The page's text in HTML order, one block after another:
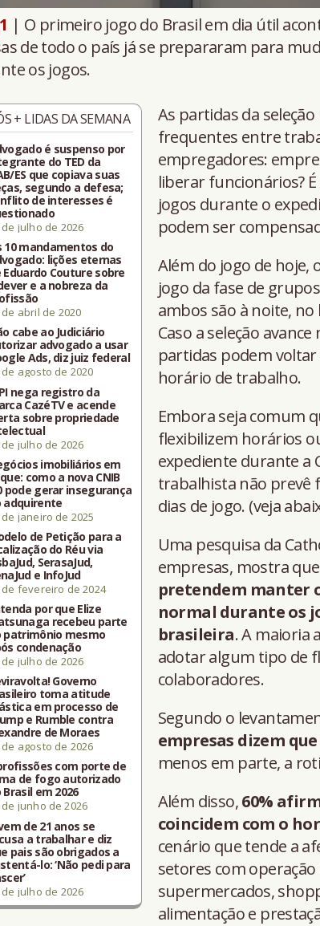
| O primeiro jogo do Brasil em dia útil
de todo o país já se prepararam para
os jogos.
+ LIDAS DA SEMANA
é suspenso por
do TED da
ES que copiava suas
segundo a defesa;
de interesses é
de julho de 2026
10 mandamentos do
lições eternas
Eduardo Couture sobre
e a nobreza da
de abril de 2020
cabe ao Judiciário
advogado a usar
Ads, diz juiz federal
de agosto de 2020
nega registro da
CazéTV e acende
sobre propriedade
de julho de 2026
imobiliários em
como a nova CNIB
pode gerar insegurança
adquirente
de janeiro de 2025
de Petição para a
do Réu via
SerasaJud,
e InfoJud
de fevereiro de 2024
por que Elize
recebeu parte
patrimônio mesmo
condenação
de julho de 2026
Governo
toma atitude
em processo de
e Rumble contra
de Moraes
de agosto de 2026
com porte de
de fogo autorizado
Brasil em 2026
de junho de 2026
de 21 anos se
a trabalhar e diz
pais são obrigados a
lo: ‘Não pedi para
de julho de 2026
As partidas da
frequentes entre
empregadores:
liberar funcionários?
jogos durante o
podem ser
Além do jogo de hoje,
jogo da fase de
ambos são à noite,
Caso a seleção
partidas podem
horário de trabalho.
Embora seja comum
flexibilizem horários
expediente durante a
trabalhista não prevê
dias de jogo. (veja
Uma pesquisa da
empresas, mostra que
pretendem manter
normal durante os
brasileira. A maioria
adotar algum tipo de
colaboradores.
Segundo o
empresas dizem
menos em parte, a
Além disso,60%
coincidem com o
cenário que tende a
setores com
supermercados,
alimentação e